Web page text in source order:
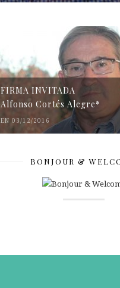
FIRMA INVITADA
Alfonso Cortés Alegre*
EN 03/12/2016
BONJOUR &